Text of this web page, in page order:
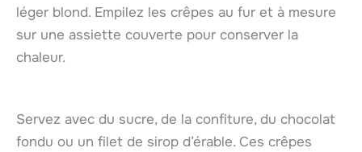
léger blond. Empilez les crêpes au fur et à mesure
sur une assiette couverte pour conserver la
chaleur.
Servez avec du sucre, de la confiture, du chocolat
fondu ou un filet de sirop d’érable. Ces crêpes